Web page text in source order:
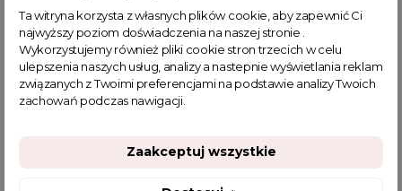
kostium kąpielowy dwuczęściowy
dwucześciowy kostium kąpielowy
dwuczęściowy strój kąpielowy
strój kąpielowy dwucześciowy
prążkowany strój kąpielowy
strój kąpielowy prążkowany
Ta witryna korzysta z własnych plików cookie, aby zapewnić Ci
najwyższy poziom doświadczenia na naszej stronie .
Wykorzystujemy również pliki cookie stron trzecich w celu
ulepszenia naszych usług, analizy a nastepnie wyświetlania reklam
związanych z Twoimi preferencjami na podstawie analizy Twoich
zachowań podczas nawigacji.
Zaakceptuj wszystkie